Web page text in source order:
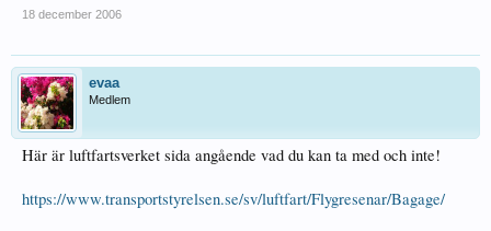
18 december 2006
evaa
Medlem
Här är luftfartsverket sida angående vad du kan ta med och inte!
https://www.transportstyrelsen.se/sv/luftfart/Flygresenar/Bagage/